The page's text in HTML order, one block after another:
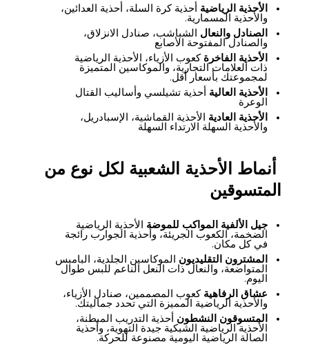
الأحذية الرياضية أحذية كرة السلة، أحذية العدائين،
والأحذية المسمارية.
الصنادل والنعال الشباشب، صنادل الانزلاق،
والصنادل المفتوحة الأصابع
الأحذية الفاخرة كعوب الأزياء، الأحذية الرياضية
ذات العلامات التجارية، والموكاسين المتميزة
لمجموعتك بأسعار أقل.
الأحذية العالية أحذية تشيلسي وأساليب القتال
الوعرة
الأحذية العادية الأحذية القماشية، الإسبادريل،
والأحذية السهلة الارتداء السهلة
أنماط الأحذية الشعبية لكل نوع من
المتسوقين
جيل الألفية المواكب للموضة الأحذية الرياضية
الضخمة، الكعوب الجريئة، وأحذية الجوارب رائجة
في كل مكان.
المشترون التقليديون الموكاسين الجلدية، البامبس
المتواضعة، والنعال ذات النعل الناعم للبس طوال
اليوم.
عشاق الرفاهية كعوب المصممين، صنادل الأزياء،
والأحذية الرياضية المميزة التي تحدد جماليتك.
المتسوقون النشطون أحذية التدريب المبطنة،
الأحذية الرياضية الشبكية جيدة التهوية، وأحذية
الصالة الرياضية اليومية مصنوعة للحركة.